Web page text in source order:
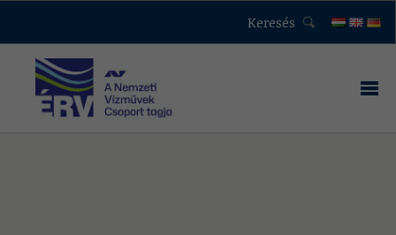
Keresés